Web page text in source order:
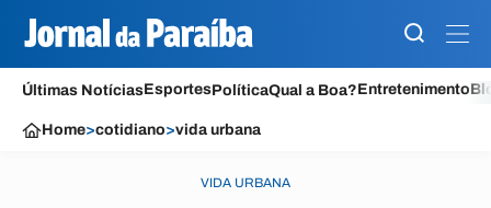
Últimas NotíciasEsportesPolíticaQual a Boa?Entretenimento
Home>cotidiano>vida urbana
VIDA URBANA